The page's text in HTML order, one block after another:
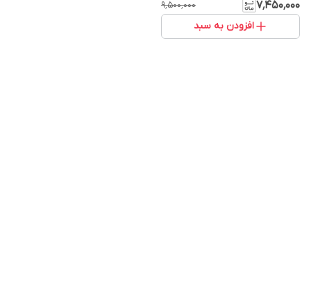
۷٬۴۵۰٬۰۰۰ ۹٬۵۰۰٬۰۰۰
افزودن به سبد